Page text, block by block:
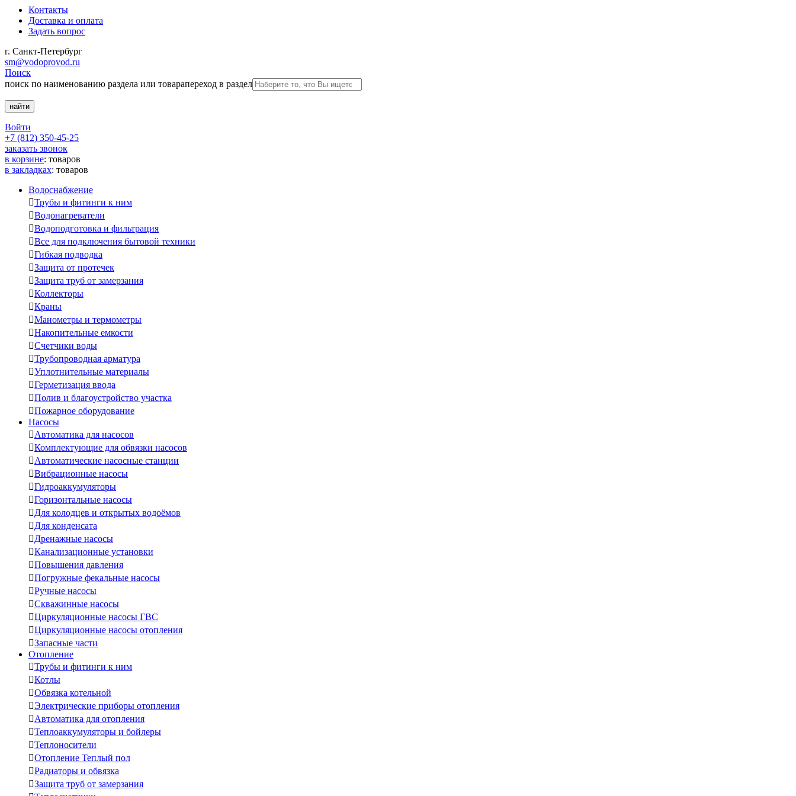
Контакты
Доставка и оплата
Задать вопрос
г. Санкт-Петербург
sm@vodoprovod.ru
Поиск
поиск по наименованию раздела или товарапереход в раздел
Войти
+7 (812) 350-45-25
заказать звонок
в корзине: товаров
в закладках: товаров
Водоснабжение
Трубы и фитинги к ним
Водонагреватели
Водоподготовка и фильтрация
Все для подключения бытовой техники
Гибкая подводка
Защита от протечек
Защита труб от замерзания
Коллекторы
Краны
Манометры и термометры
Накопительные емкости
Счетчики воды
Трубопроводная арматура
Уплотнительные материалы
Герметизация ввода
Полив и благоустройство участка
Пожарное оборудование
Насосы
Автоматика для насосов
Комплектующие для обвязки насосов
Автоматические насосные станции
Вибрационные насосы
Гидроаккумуляторы
Горизонтальные насосы
Для колодцев и открытых водоёмов
Для конденсата
Дренажные насосы
Канализационные установки
Повышения давления
Погружные фекальные насосы
Ручные насосы
Скважинные насосы
Циркуляционные насосы ГВС
Циркуляционные насосы отопления
Запасные части
Отопление
Трубы и фитинги к ним
Котлы
Обвязка котельной
Электрические приборы отопления
Автоматика для отопления
Теплоаккумуляторы и бойлеры
Теплоносители
Отопление Теплый пол
Радиаторы и обвязка
Защита труб от замерзания